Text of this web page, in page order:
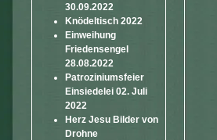
30.09.2022
Knödeltisch 2022
Einweihung
Friedensengel
28.08.2022
Patroziniumsfeier
Einsiedelei 02. Juli
2022
Herz Jesu Bilder von
Drohne